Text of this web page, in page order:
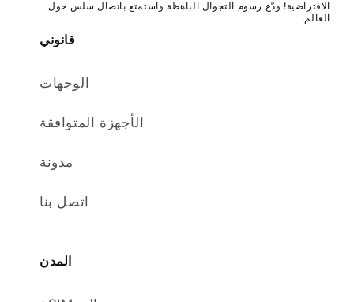
الافتراضية! ودّع رسوم التجوال الباهظة واستمتع باتصال سلس حول
العالم.
قانوني
الوجهات
الأجهزة المتوافقة
مدونة
اتصل بنا
المدن